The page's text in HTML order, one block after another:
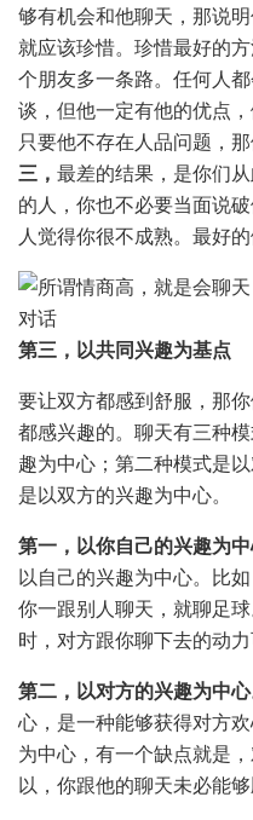
够有机会和他聊天，那说
就应该珍惜。珍惜最好的方
个朋友多一条路。任何人
谈，但他一定有他的优点
只要他不存在人品问题，
三， 最差的结果，是你们
的人，你也不必要当面说
人觉得你很不成熟。最好
第三，以共同兴趣为基点
要让双方都感到舒服，那
都感兴趣的。聊天有三种
趣为中心；第二种模式是
是以双方的兴趣为中心。
第一，以你自己的兴趣为中
以自己的兴趣为中心。比
你一跟别人聊天，就聊足
时，对方跟你聊下去的动力
第二，以对方的兴趣为中心
心，是一种能够获得对方
为中心，有一个缺点就是
以，你跟他的聊天未必能够